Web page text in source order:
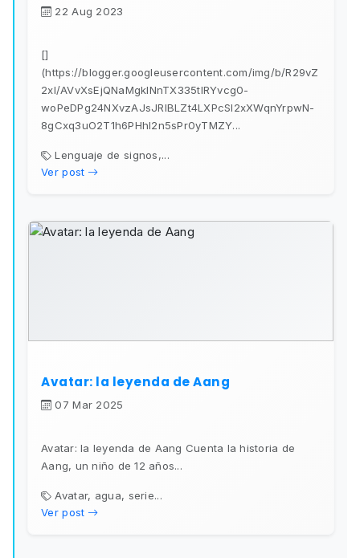
22 Aug 2023
[]
(https://blogger.googleusercontent.com/img/b/R29vZ
2xl/AVvXsEjQNaMgklNnTX335tlRYvcg0-
woPeDPg24NXvzAJsJRIBLZt4LXPcSl2xXWqnYrpwN-
8gCxq3uO2T1h6PHhI2n5sPr0yTMZY...
Lenguaje de signos,...
Ver post
Avatar: la leyenda de Aang
07 Mar 2025
Avatar: la leyenda de Aang Cuenta la historia de
Aang, un niño de 12 años...
Avatar, agua, serie...
Ver post